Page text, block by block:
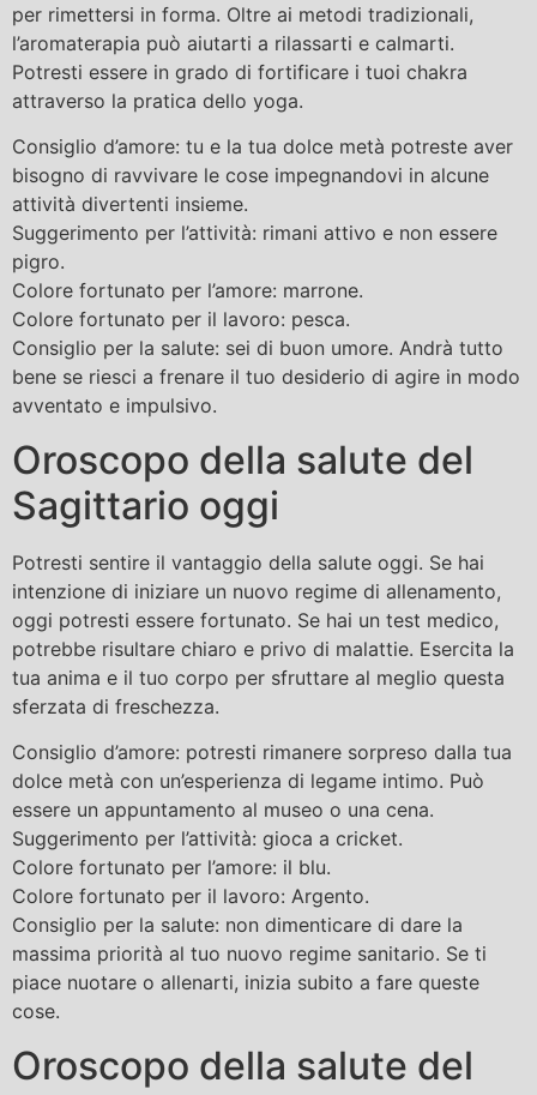
per rimettersi in forma. Oltre ai metodi tradizionali,
l’aromaterapia può aiutarti a rilassarti e calmarti.
Potresti essere in grado di fortificare i tuoi chakra
attraverso la pratica dello yoga.
Consiglio d’amore: tu e la tua dolce metà potreste aver
bisogno di ravvivare le cose impegnandovi in ​​alcune
attività divertenti insieme.
Suggerimento per l’attività: rimani attivo e non essere
pigro.
Colore fortunato per l’amore: marrone.
Colore fortunato per il lavoro: pesca.
Consiglio per la salute: sei di buon umore. Andrà tutto
bene se riesci a frenare il tuo desiderio di agire in modo
avventato e impulsivo.
Oroscopo della salute del
Sagittario oggi
Potresti sentire il vantaggio della salute oggi. Se hai
intenzione di iniziare un nuovo regime di allenamento,
oggi potresti essere fortunato. Se hai un test medico,
potrebbe risultare chiaro e privo di malattie. Esercita la
tua anima e il tuo corpo per sfruttare al meglio questa
sferzata di freschezza.
Consiglio d’amore: potresti rimanere sorpreso dalla tua
dolce metà con un’esperienza di legame intimo. Può
essere un appuntamento al museo o una cena.
Suggerimento per l’attività: gioca a cricket.
Colore fortunato per l’amore: il blu.
Colore fortunato per il lavoro: Argento.
Consiglio per la salute: non dimenticare di dare la
massima priorità al tuo nuovo regime sanitario. Se ti
piace nuotare o allenarti, inizia subito a fare queste
cose.
Oroscopo della salute del